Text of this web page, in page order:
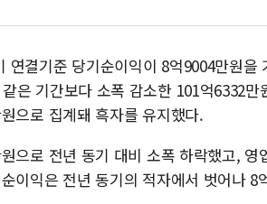
창호 교체하다 난
장동혁 "규제와
[속보] 종합특검, '
AI에 승부 건 네이
결기준 당기순이익이 8억9004만원을
은 기간보다 소폭 감소한 101억6332만
으로 집계돼 흑자를 유지했다.
으로 전년 동기 대비 소폭 하락했고, 영
이익은 전년 동기의 적자에서 벗어나 8